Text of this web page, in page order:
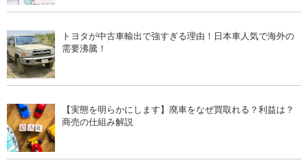
トヨタが中古車輸出で強すぎる理由！日本車人気で海外の
需要沸騰！
【実態を明らかにします】廃車をなぜ買取れる？利益は？
商売の仕組み解説